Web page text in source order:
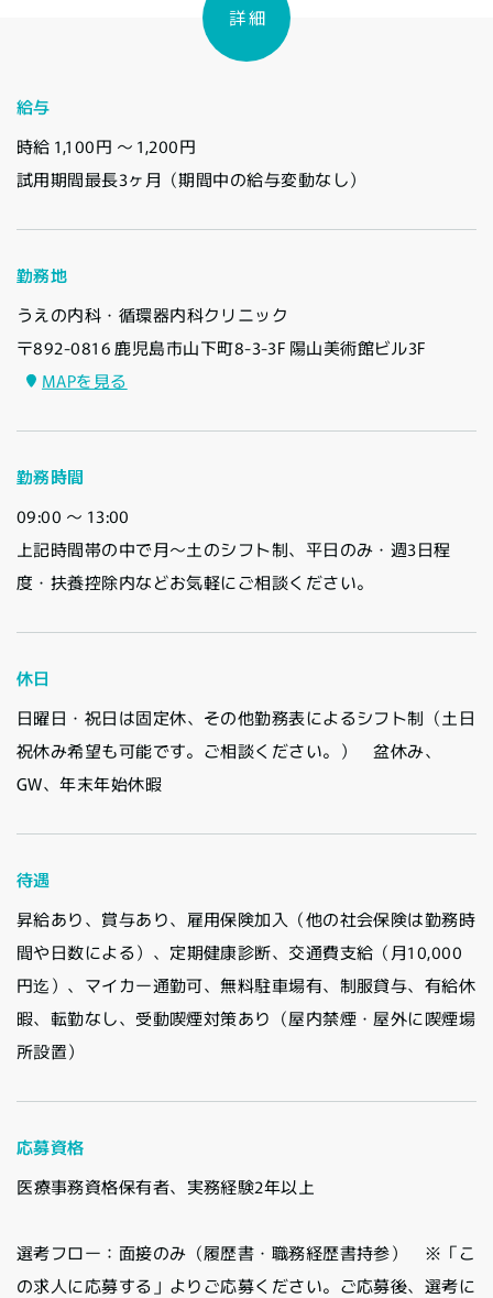
詳 細
給与
時給 1,100円 〜 1,200円
試用期間最長3ヶ月（期間中の給与変動なし）
勤務地
うえの内科・循環器内科クリニック
〒892-0816 鹿児島市山下町8-3-3F 陽山美術館ビル3F
MAPを見る
勤務時間
09:00 〜 13:00
上記時間帯の中で月～土のシフト制、平日のみ・週3日程
度・扶養控除内などお気軽にご相談ください。
休日
日曜日・祝日は固定休、その他勤務表によるシフト制（土日
祝休み希望も可能です。ご相談ください。） 盆休み、
GW、年末年始休暇
待遇
昇給あり、賞与あり、雇用保険加入（他の社会保険は勤務時
間や日数による）、定期健康診断、交通費支給（月10,000
円迄）、マイカー通勤可、無料駐車場有、制服貸与、有給休
暇、転勤なし、受動喫煙対策あり（屋内禁煙・屋外に喫煙場
所設置）
応募資格
医療事務資格保有者、実務経験2年以上
選考フロー：面接のみ（履歴書・職務経歴書持参） ※「こ
の求人に応募する」よりご応募ください。ご応募後、選考に